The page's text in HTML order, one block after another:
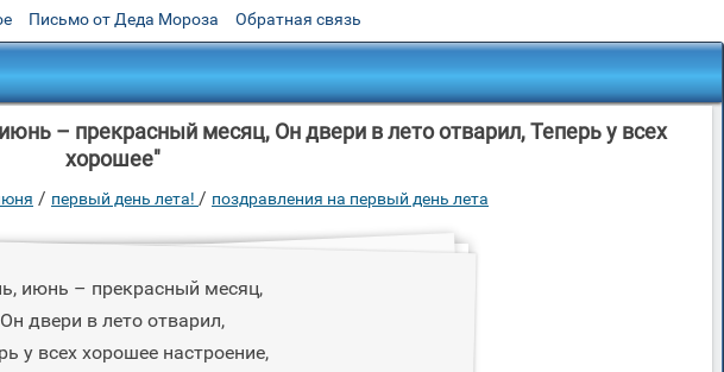
Письмо от Деда Мороза Обратная связь
– прекрасный месяц, Он двери в лето отварил, Теперь у всех
хорошее"
/ первый день лета! / поздравления на первый день лета
июнь – прекрасный месяц,
Он двери в лето отварил,
у всех хорошее настроение,